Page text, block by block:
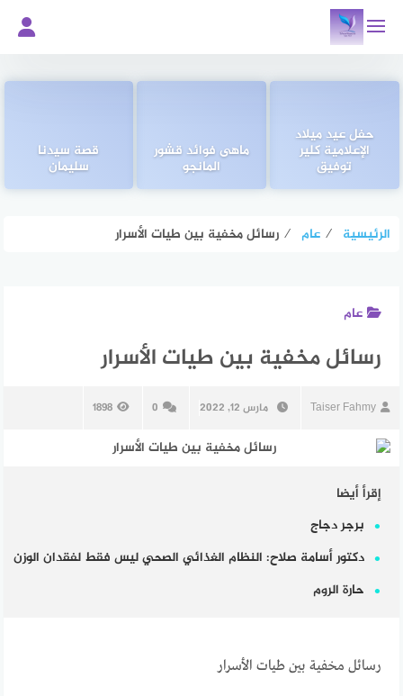
المحتوى
حفل عيد ميلاد
الإعلامية كلير
توفيق
ماهى فوائد قشور
المانجو
قصة سيدنا
سليمان
الرئيسية ⁄ عام ⁄ رسائل مخفية بين طيات الأسرار
عام
رسائل مخفية بين طيات الأسرار
Taiser Fahmy مارس 12, 2022 0
1898
إقرأ أيضا
برجر دجاج
دكتور أسامة صلاح: النظام الغذائي الصحي ليس فقط لفقدان الوزن
حارة الروم
رسائل مخفية بين طيات الأسرار